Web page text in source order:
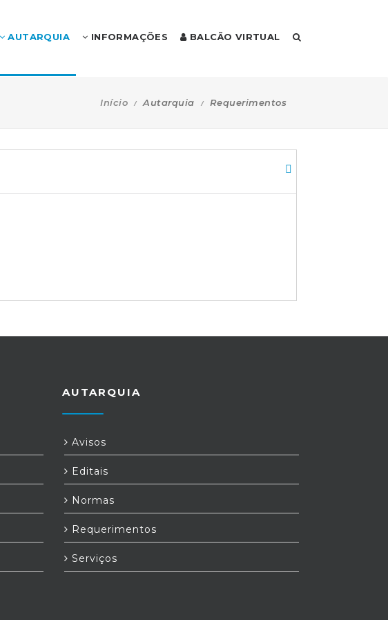
AUTARQUIA INFORMAÇÕES BALCÃO VIRTUAL
Início Autarquia Requerimentos
AUTARQUIA
Avisos
Editais
Normas
Requerimentos
Serviços